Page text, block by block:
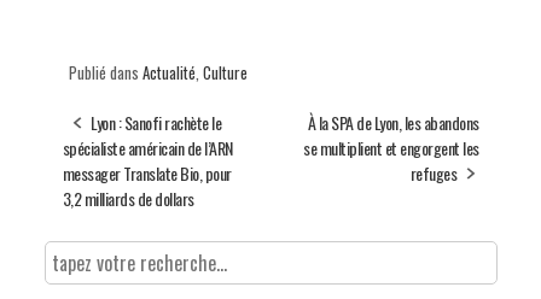
Publié dans Actualité, Culture
Lyon : Sanofi rachète le
spécialiste américain de l’ARN
messager Translate Bio, pour
3,2 milliards de dollars
À la SPA de Lyon, les abandons
se multiplient et engorgent les
refuges